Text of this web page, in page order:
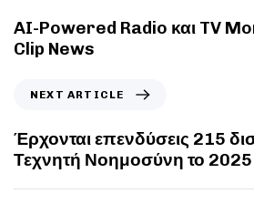
AI-Powered Radio και TV
Clip News
NEXT ARTICLE
Έρχονται επενδύσεις 215
Τεχνητή Νοημοσύνη το 2025